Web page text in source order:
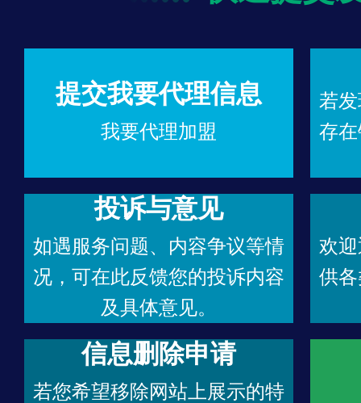
提交我要代理信息
我要代理加盟
若
存
投诉与意见
如遇服务问题、内容争议等情
况，可在此反馈您的投诉内容
及具体意见。
欢
供
信息删除申请
若您希望移除网站上展示的特